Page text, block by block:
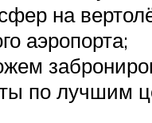
на
аэропорта;
по лучшим